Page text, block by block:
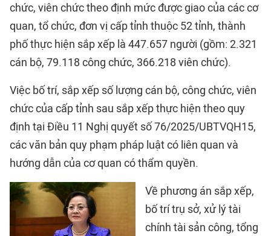
chức, viên chức theo định mức được giao của các cơ
quan, tổ chức, đơn vị cấp tỉnh thuộc 52 tỉnh, thành
phố thực hiện sắp xếp là 447.657 người (gồm: 2.321
cán bộ, 79.118 công chức, 366.218 viên chức).
Việc bố trí, sắp xếp số lượng cán bộ, công chức, viên
chức của cấp tỉnh sau sắp xếp thực hiện theo quy
định tại Điều 11 Nghị quyết số 76/2025/UBTVQH15,
các văn bản quy phạm pháp luật có liên quan và
hướng dẫn của cơ quan có thẩm quyền.
Về phương án sắp xếp,
bố trí trụ sở, xử lý tài
chính tài sản công, tổng